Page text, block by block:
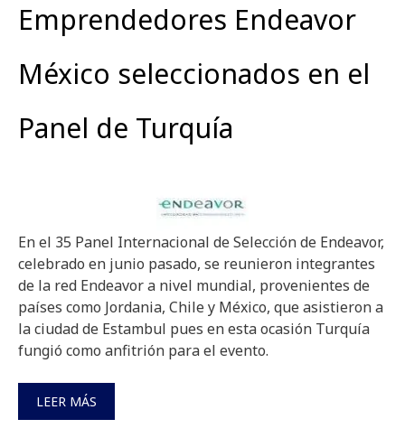
Emprendedores Endeavor
México seleccionados en el
Panel de Turquía
En el 35 Panel Internacional de Selección de Endeavor,
celebrado en junio pasado, se reunieron integrantes
de la red Endeavor a nivel mundial, provenientes de
países como Jordania, Chile y México, que asistieron a
la ciudad de Estambul pues en esta ocasión Turquía
fungió como anfitrión para el evento.
LEER MÁS